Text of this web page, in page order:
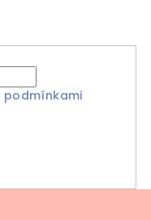
podmínkami